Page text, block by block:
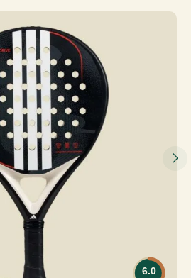
6.0